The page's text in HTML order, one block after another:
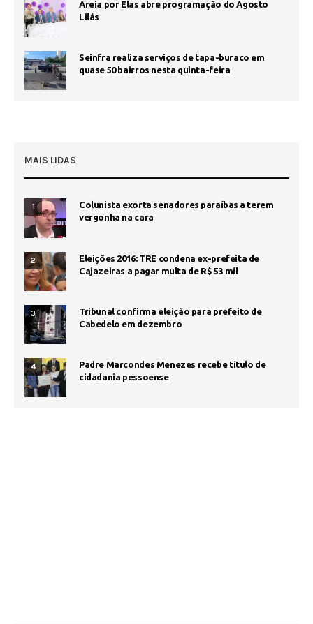
Areia por Elas abre programação do Agosto
Lilás
Seinfra realiza serviços de tapa-buraco em
quase 50 bairros nesta quinta-feira
MAIS LIDAS
1
Colunista exorta senadores paraíbas a terem
vergonha na cara
2
Eleições 2016: TRE condena ex-prefeita de
Cajazeiras a pagar multa de R$ 53 mil
3
Tribunal confirma eleição para prefeito de
Cabedelo em dezembro
4
Padre Marcondes Menezes recebe título de
cidadania pessoense